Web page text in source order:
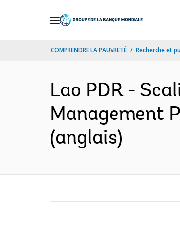
COMPRENDRE LA PAUVRETÉ Recherche et
Lao PDR -
Management
(anglais)